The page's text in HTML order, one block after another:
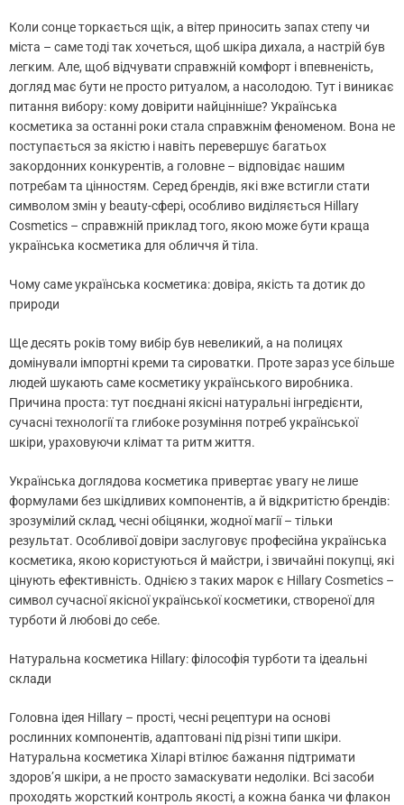
Коли сонце торкається щік, а вітер приносить запах степу чи
міста – саме тоді так хочеться, щоб шкіра дихала, а настрій був
легким. Але, щоб відчувати справжній комфорт і впевненість,
догляд має бути не просто ритуалом, а насолодою. Тут і виникає
питання вибору: кому довірити найцінніше? Українська
косметика за останні роки стала справжнім феноменом. Вона не
поступається за якістю і навіть перевершує багатьох
закордонних конкурентів, а головне – відповідає нашим
потребам та цінностям. Серед брендів, які вже встигли стати
символом змін у beauty-сфері, особливо виділяється Hillary
Cosmetics – справжній приклад того, якою може бути краща
українська косметика для обличчя й тіла.
Чому саме українська косметика: довіра, якість та дотик до
природи
Ще десять років тому вибір був невеликий, а на полицях
домінували імпортні креми та сироватки. Проте зараз усе більше
людей шукають саме косметику українського виробника.
Причина проста: тут поєднані якісні натуральні інгредієнти,
сучасні технології та глибоке розуміння потреб української
шкіри, ураховуючи клімат та ритм життя.
Українська доглядова косметика привертає увагу не лише
формулами без шкідливих компонентів, а й відкритістю брендів:
зрозумілий склад, чесні обіцянки, жодної магії – тільки
результат. Особливої довіри заслуговує професійна українська
косметика, якою користуються й майстри, і звичайні покупці, які
цінують ефективність. Однією з таких марок є Hillary Cosmetics –
символ сучасної якісної української косметики, створеної для
турботи й любові до себе.
Натуральна косметика Hillary: філософія турботи та ідеальні
склади
Головна ідея Hillary – прості, чесні рецептури на основі
рослинних компонентів, адаптовані під різні типи шкіри.
Натуральна косметика Хіларі втілює бажання підтримати
здоров’я шкіри, а не просто замаскувати недоліки. Всі засоби
проходять жорсткий контроль якості, а кожна банка чи флакон